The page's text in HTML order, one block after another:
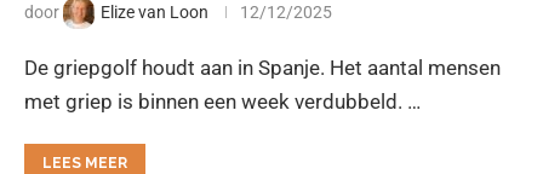
door Elize van Loon 12/12/2025
De griepgolf houdt aan in Spanje. Het aantal mensen
met griep is binnen een week verdubbeld. …
LEES MEER